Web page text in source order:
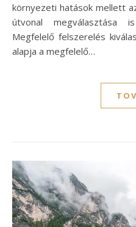
környezeti hatások mellett
útvonal megválasztása
Megfelelő felszerelés
alapja a megfelelő…